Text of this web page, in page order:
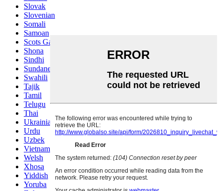
Slovak
Slovenian
Somali
Samoan
Scots Gaelic
Shona
Sindhi
Sundanese
Swahili
Tajik
Tamil
Telugu
Thai
Ukrainian
Urdu
Uzbek
Vietnamese
Welsh
Xhosa
Yiddish
Yoruba